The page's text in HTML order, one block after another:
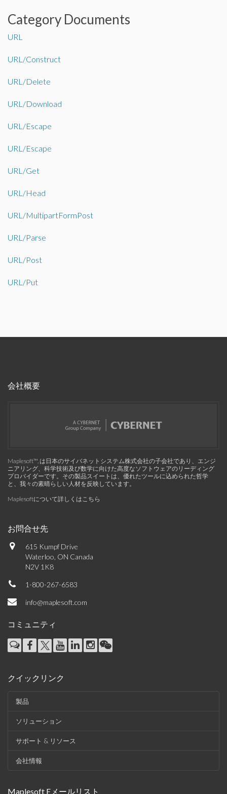
Category Documents
URL
URL/Construct
URL/Delete
URL/Download
URL/Escape
URL/Escape
URL/Get
URL/Head
URL/MultipartFormPost
URL/Parse
URL/Post
URL/Put
会社概要
Maplesoft™, は日本のサイバネットシステム株式会社の子会社であり、エンジ
ニアリング、科学技術及び数学に向けた高度なソフトウェアのリーディング
プロバイダーです。その製品スイートは、優れたツールに込められた哲学
と、我々の素晴らしい人材を反映しています。
Maplesoftについて詳しくはこちら
お問合せ先
615 Kumpf Drive
Waterloo, ON Canada
N2V 1K8
1-800-267-6583
info@maplesoft.com
コミュニティ
クイックリンク
製品
ソリューション
サポート & リソース
会社情報
Maplesoft Eメールリスト